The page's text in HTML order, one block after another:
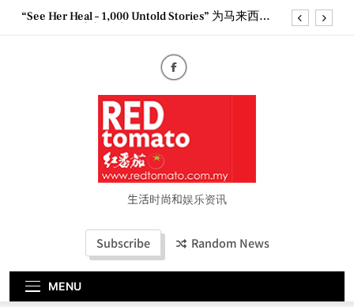
Skip“See Her Heal – 1,000 Untold Stories” 为马来西亚
Epson reinvents affordable printing with next-
generation EcoTank Series
Couture Fashion Week Malaysia 2026– Press
“See Her Heal – 1,000 Untold Stories” 为马来西亚
妈妈提供分享剖腹产复原历程的空间
2026 全国房地产大奖创历史纪录 见证马来西亚房
地产经纪行业蓬勃发展生活时尚和娱乐资讯
Subscribe Random News
MENU